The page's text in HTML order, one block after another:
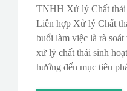
TNHH Xử lý Chất
Liên hợp Xử lý Chất
buổi làm việc là rà
xử lý chất thải sinh
hướng đến mục tiêu